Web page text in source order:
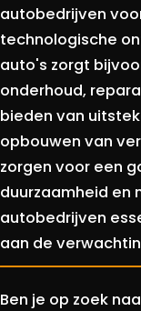
autobedrijven
technologische
auto's zorgt
onderhoud,
bieden van
opbouwen van
zorgen voor een
duurzaamheid en
autobedrijven
aan de
Ben je op zoek